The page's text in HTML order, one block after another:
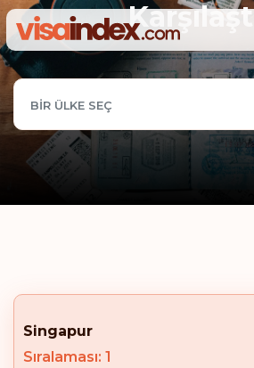
BIR ÜLKE SEÇ
Singapur
Sıralaması: 1